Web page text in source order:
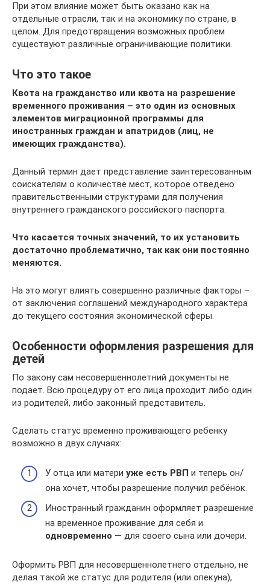
При этом влияние может быть оказано как на
отдельные отрасли, так и на экономику по стране, в
целом. Для предотвращения возможных проблем
существуют различные ограничивающие политики.
Что это такое
Квота на гражданство или квота на разрешение
временного проживания – это один из основных
элементов миграционной программы для
иностранных граждан и апатридов (лиц, не
имеющих гражданства).
Данный термин дает представление заинтересованным
соискателям о количестве мест, которое отведено
правительственными структурами для получения
внутреннего гражданского российского паспорта.
Что касается точных значений, то их установить
достаточно проблематично, так как они постоянно
меняются.
На это могут влиять совершенно различные факторы –
от заключения соглашений международного характера
до текущего состояния экономической сферы.
Особенности оформления разрешения для
детей
По закону сам несовершеннолетний документы не
подает. Всю процедуру от его лица проходит либо один
из родителей, либо законный представитель.
Сделать статус временно проживающего ребенку
возможно в двух случаях:
У отца или матери уже есть РВП и теперь он/
она хочет, чтобы разрешение получил ребёнок.
Иностранный гражданин оформляет разрешение
на временное проживание для себя и
одновременно — для своего сына или дочери.
Оформить РВП для несовершеннолетнего отдельно, не
делая такой же статус для родителя (или опекуна),